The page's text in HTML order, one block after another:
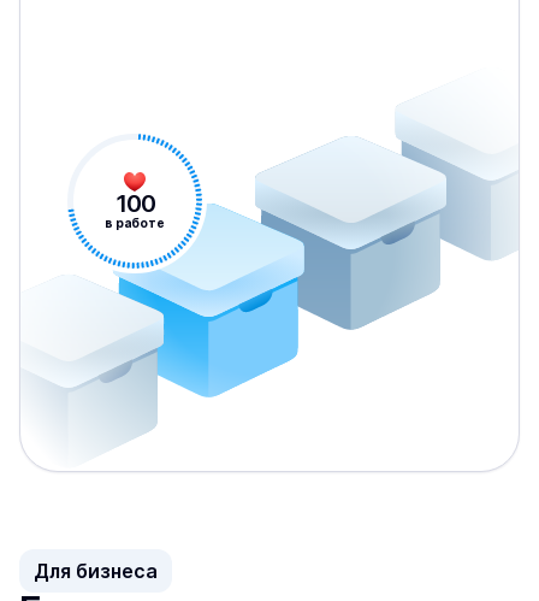
100
в работе
Для бизнеса